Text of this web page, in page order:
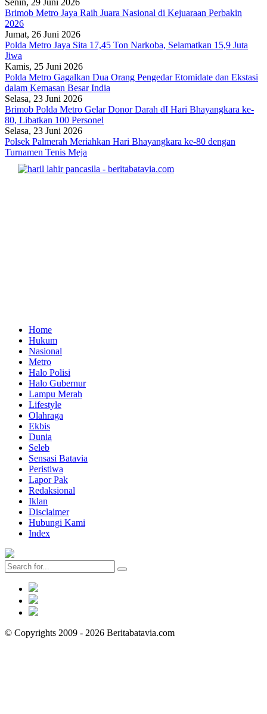
Brimob Metro Jaya Raih Juara Nasional di Kejuaraan Perbakin
2026
Jumat, 26 Juni 2026
Polda Metro Jaya Sita 17,45 Ton Narkoba, Selamatkan 15,9 Juta
Jiwa
Kamis, 25 Juni 2026
Polda Metro Gagalkan Dua Orang Pengedar Etomidate dan Ekstasi
dalam Kemasan Besar India
Selasa, 23 Juni 2026
Brimob Polda Metro Gelar Donor Darah dI Hari Bhayangkara ke-
80, Libatkan 100 Personel
Selasa, 23 Juni 2026
Polsek Palmerah Meriahkan Hari Bhayangkara ke-80 dengan
Turnamen Tenis Meja
Home
Hukum
Nasional
Metro
Halo Polisi
Halo Gubernur
Lampu Merah
Lifestyle
Olahraga
Ekbis
Dunia
Seleb
Sensasi Batavia
Peristiwa
Lapor Pak
Redaksional
Iklan
Disclaimer
Hubungi Kami
Index
© Copyrights 2009 - 2026 Beritabatavia.com